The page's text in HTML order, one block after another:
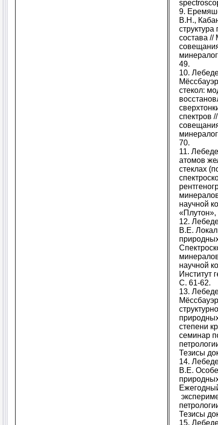
9.
В.Н.,
структура
состава //
49.
10.
стекол:
спектров
70.
11.
атомов
стеклах
научной
«Плутон»,
12.
В.Е.
научной
Институт
С. 61-62.
13.
степени
семинар
Тезисы
14.
В.Е.
Тезисы
15.